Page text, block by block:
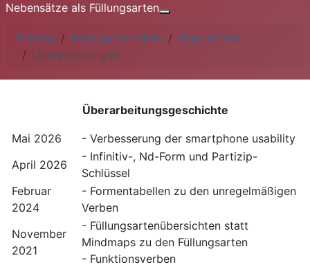
Nebensätze als Füllungsarten
Formen
Konjugation Aktiv
Allgemeines
Überarbeitungen
Überarbeitungsgeschichte
Mai 2026
- Verbesserung der smartphone usability
April 2026
- Infinitiv-, Nd-Form und Partizip-
Schlüssel
Februar
2024
- Formentabellen zu den unregelmäßigen
Verben
November
2021
- Füllungsartenübersichten statt
Mindmaps zu den Füllungsarten
- Funktionsverben